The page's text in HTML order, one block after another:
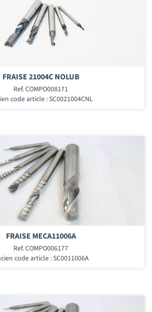
FRAISE 21004C NOLUB
Ref. COMPO008171
code article : SC0021004CNL
FRAISE MECA11006A
Ref. COMPO006177
code article : SC0011006A